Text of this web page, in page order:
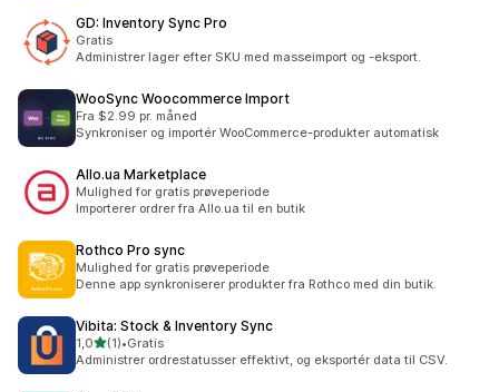
GD: Inventory Sync Pro
Gratis
Administrer lager efter SKU med masseimport og -eksport.
WooSync Woocommerce Import
Fra $2.99 pr. måned
Synkroniser og importér WooCommerce-produkter automatisk
Allo.ua Marketplace
Mulighed for gratis prøveperiode
Importerer ordrer fra Allo.ua til en butik
Rothco Pro sync
Mulighed for gratis prøveperiode
Denne app synkroniserer produkter fra Rothco med din butik.
Vibita: Stock & Inventory Sync
1,0ud af 5 stjerner
(1)
1 anmeldelser i alt
•Gratis
Administrer ordrestatusser effektivt, og eksportér data til CSV.